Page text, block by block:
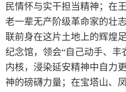
民情怀与实干担当精神；在
老一辈无产阶级革命家的壮
联前身在这片土地上的辉煌
纪念馆，领会“自己动手、丰
内核，浸染延安精神中自力
神的磅礴力量；在宝塔山、